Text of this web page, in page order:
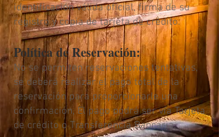
identificación válida oficial, firma de su
registro y copia de tarjeta de crédito.
Política de Reservación:
No se permiten reservaciones tentativas,
se deberá realizar el pago total de la
reservación para proporcionarle una
confirmación, El pago podrá ser vía Tarjeta
de crédito o Transferencia Bancaria.